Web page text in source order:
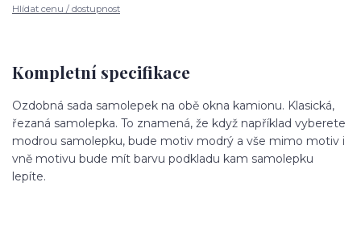
Hlídat cenu / dostupnost
Kompletní specifikace
Ozdobná sada samolepek na obě okna kamionu. Klasická,
řezaná samolepka. To znamená, že když například vyberete
modrou samolepku, bude motiv modrý a vše mimo motiv i
vně motivu bude mít barvu podkladu kam samolepku
lepíte.